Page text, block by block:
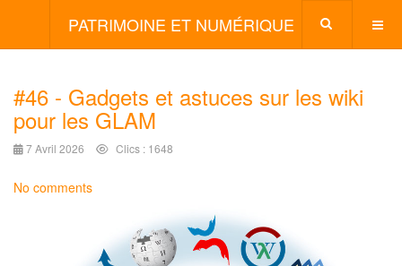
PATRIMOINE ET NUMÉRIQUE
#46 - Gadgets et astuces sur les wiki
pour les GLAM
7 Avril 2026 Clics : 1648
No comments